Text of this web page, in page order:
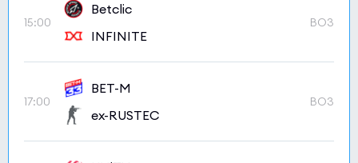
15:00
Betclic
INFINITE
BO3
17:00
BET-M
ex-RUSTEC
BO3